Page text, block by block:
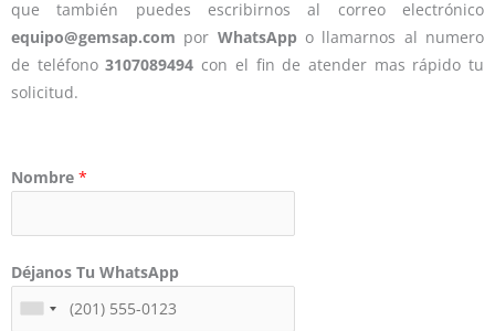
que también puedes escribirnos al correo electrónico
equipo@gemsap.com por WhatsAppo llamarnos al numero
de teléfono3107089494 con el fin de atender mas rápido tu
solicitud.
Nombre *
Déjanos Tu WhatsApp